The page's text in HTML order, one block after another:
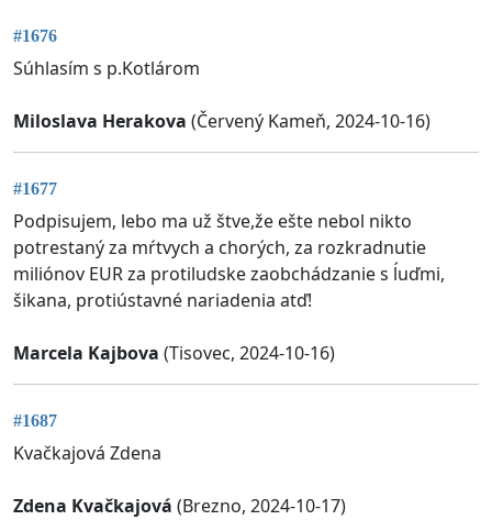
#1676
Súhlasím s p.Kotlárom
Miloslava Herakova (Červený Kameň, 2024-10-16)
#1677
Podpisujem, lebo ma už štve,že ešte nebol nikto
potrestaný za mŕtvych a chorých, za rozkradnutie
miliónov EUR za protiludske zaobchádzanie s ĺuďmi,
šikana, protiústavné nariadenia atď!
Marcela Kajbova (Tisovec, 2024-10-16)
#1687
Kvačkajová Zdena
Zdena Kvačkajová (Brezno, 2024-10-17)